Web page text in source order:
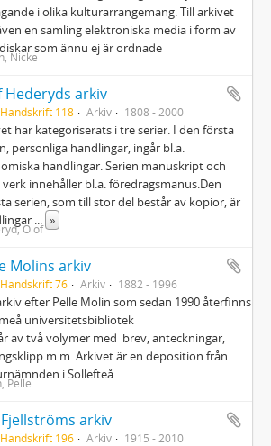
i olika kulturarrangemang. Till arkivet
en samling elektroniska media i form av
som ännu ej är ordnade
Nicke
Hederyds arkiv
Handskrift 118 Arkiv 1808 - 2000
har kategoriserats i tre serier. I den första
personliga handlingar, ingår bl.a.
handlingar. Serien manuskript och
verk innehåller bl.a. föredragsmanus.Den
serien, som till stor del består av kopior, är
»
Olof
Molins arkiv
Handskrift 76 Arkiv 1882 - 1996
efter Pelle Molin som sedan 1990 återfinns
universitetsbibliotek
av två volymer med brev, anteckningar,
m.m. Arkivet är en deposition från
i Sollefteå.
Pelle
arkiv
Handskrift 196 Arkiv 1915 - 2010